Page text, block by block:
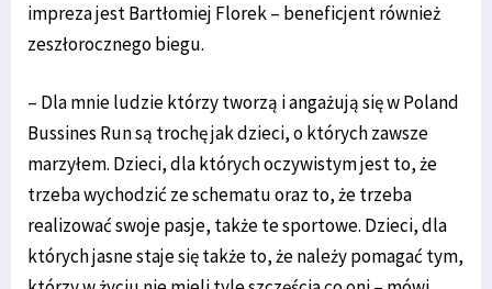
impreza jest Bartłomiej Florek – beneficjent również
zeszłorocznego biegu.
– Dla mnie ludzie którzy tworzą i angażują się w Poland
Bussines Run są trochę jak dzieci, o których zawsze
marzyłem. Dzieci, dla których oczywistym jest to, że
trzeba wychodzić ze schematu oraz to, że trzeba
realizować swoje pasje, także te sportowe. Dzieci, dla
których jasne staje się także to, że należy pomagać tym,